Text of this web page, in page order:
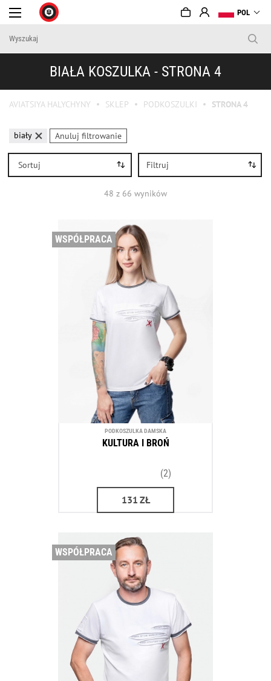
POL
BIAŁA KOSZULKA - STRONA 4
AVIATSIYA HALYCHYNY SKLEP PODKOSZULKI STRONA 4
Filtruj
Sortuj
biały Anuluj filtrowanie
48 z 66 wyników
WSPÓŁPRACA
PODKOSZULKA DAMSKA
KULTURA I BROŃ
(2)
131 ZŁ
WSPÓŁPRACA